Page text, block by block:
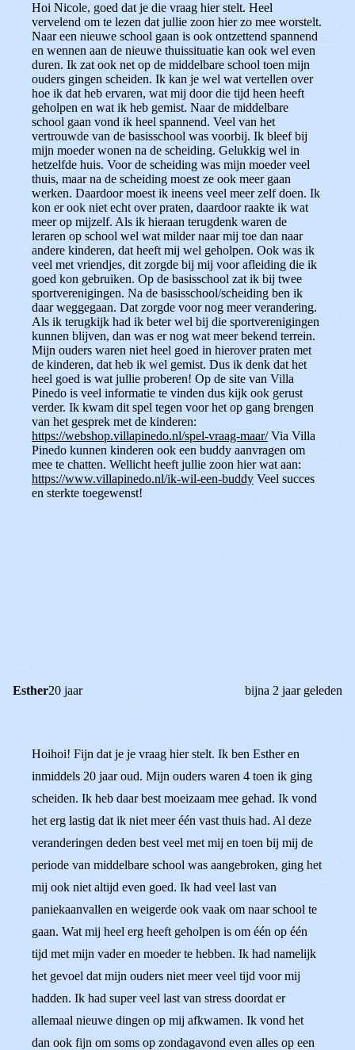
Hoi Nicole, goed dat je die vraag hier stelt. Heel
vervelend om te lezen dat jullie zoon hier zo mee worstelt.
Naar een nieuwe school gaan is ook ontzettend spannend
en wennen aan de nieuwe thuissituatie kan ook wel even
duren. Ik zat ook net op de middelbare school toen mijn
ouders gingen scheiden. Ik kan je wel wat vertellen over
hoe ik dat heb ervaren, wat mij door die tijd heen heeft
geholpen en wat ik heb gemist. Naar de middelbare
school gaan vond ik heel spannend. Veel van het
vertrouwde van de basisschool was voorbij. Ik bleef bij
mijn moeder wonen na de scheiding. Gelukkig wel in
hetzelfde huis. Voor de scheiding was mijn moeder veel
thuis, maar na de scheiding moest ze ook meer gaan
werken. Daardoor moest ik ineens veel meer zelf doen. Ik
kon er ook niet echt over praten, daardoor raakte ik wat
meer op mijzelf. Als ik hieraan terugdenk waren de
leraren op school wel wat milder naar mij toe dan naar
andere kinderen, dat heeft mij wel geholpen. Ook was ik
veel met vriendjes, dit zorgde bij mij voor afleiding die ik
goed kon gebruiken. Op de basisschool zat ik bij twee
sportverenigingen. Na de basisschool/scheiding ben ik
daar weggegaan. Dat zorgde voor nog meer verandering.
Als ik terugkijk had ik beter wel bij die sportverenigingen
kunnen blijven, dan was er nog wat meer bekend terrein.
Mijn ouders waren niet heel goed in hierover praten met
de kinderen, dat heb ik wel gemist. Dus ik denk dat het
heel goed is wat jullie proberen! Op de site van Villa
Pinedo is veel informatie te vinden dus kijk ook gerust
verder. Ik kwam dit spel tegen voor het op gang brengen
van het gesprek met de kinderen:
https://webshop.villapinedo.nl/spel-vraag-maar/Via Villa
Pinedo kunnen kinderen ook een buddy aanvragen om
mee te chatten. Wellicht heeft jullie zoon hier wat aan:
https://www.villapinedo.nl/ik-wil-een-buddy Veel succes
en sterkte toegewenst!
Esther20 jaar bijna 2 jaar geleden
Hoihoi! Fijn dat je je vraag hier stelt. Ik ben Esther en
inmiddels 20 jaar oud. Mijn ouders waren 4 toen ik ging
scheiden. Ik heb daar best moeizaam mee gehad. Ik vond
het erg lastig dat ik niet meer één vast thuis had. Al deze
veranderingen deden best veel met mij en toen bij mij de
periode van middelbare school was aangebroken, ging het
mij ook niet altijd even goed. Ik had veel last van
paniekaanvallen en weigerde ook vaak om naar school te
gaan. Wat mij heel erg heeft geholpen is om één op één
tijd met mijn vader en moeder te hebben. Ik had namelijk
het gevoel dat mijn ouders niet meer veel tijd voor mij
hadden. Ik had super veel last van stress doordat er
allemaal nieuwe dingen op mij afkwamen. Ik vond het
dan ook fijn om soms op zondagavond even alles op een